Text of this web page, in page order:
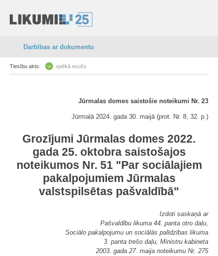
Darbības ar dokumentu
Tiesību akts: spēkā esošs
Jūrmalas domes saistošie noteikumi Nr. 23
Jūrmalā 2024. gada 30. maijā (prot. Nr. 8, 32. p.)
Grozījumi Jūrmalas domes 2022.
gada 25. oktobra saistošajos
noteikumos Nr. 51 "Par sociālajiem
pakalpojumiem Jūrmalas
valstspilsētas pašvaldībā"
Izdoti saskaņā ar
Pašvaldību likuma 44. panta otro daļu,
Sociālo pakalpojumu un sociālās palīdzības likuma
3. panta trešo daļu, Ministru kabineta
2003. gada 27. maija noteikumu Nr. 275